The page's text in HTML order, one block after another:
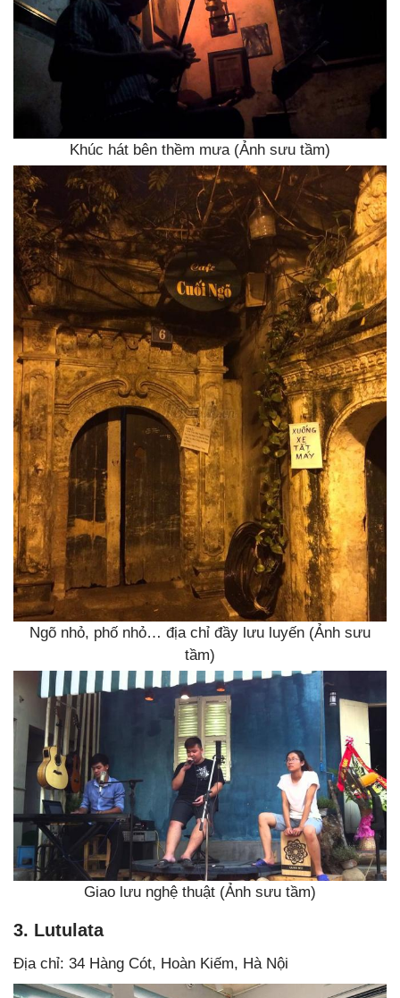
Khúc hát bên thềm mưa (Ảnh sưu tầm)
Ngõ nhỏ, phố nhỏ… địa chỉ đầy lưu luyến (Ảnh sưu
tầm)
Giao lưu nghệ thuật (Ảnh sưu tầm)
3. Lutulata
Địa chỉ: 34 Hàng Cót, Hoàn Kiếm, Hà Nội